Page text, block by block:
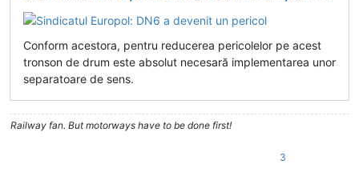
Conform acestora, pentru reducerea pericolelor pe acest
tronson de drum este absolut necesară implementarea unor
separatoare de sens.
Railway fan. But motorways have to be done first!
3